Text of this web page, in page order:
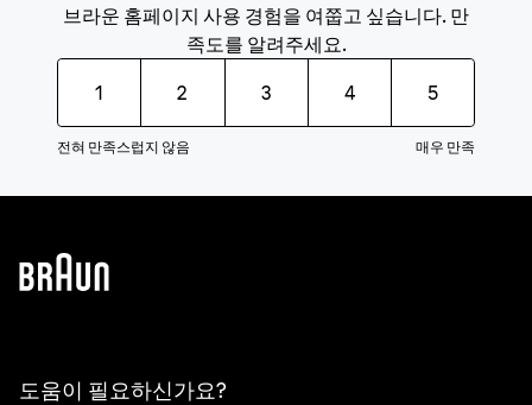
브라운 홈페이지 사용 경험을 여쭙고 싶습니다. 만
족도를 알려주세요.
1 2 3 4 5
전혀 만족스럽지 않음 매우 만족
도움이 필요하신가요?